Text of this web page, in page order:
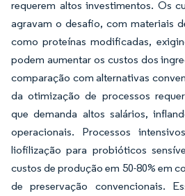
requerem altos investimentos. Os
agravam o desafio, com materiais
como proteínas modificadas,
podem aumentar os custos dos
comparação com alternativas
da otimização de processos
que demanda altos salários,
operacionais. Processos
liofilização para probióticos
custos de produção em 50-80% em
de preservação convencionais.